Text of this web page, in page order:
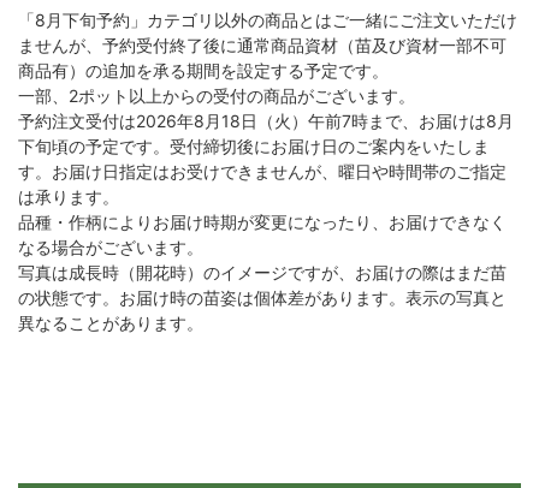
「8月下旬予約」カテゴリ以外の商品とはご一緒にご注文いただけ
ませんが、予約受付終了後に通常商品資材（苗及び資材一部不可
商品有）の追加を承る期間を設定する予定です。
一部、2ポット以上からの受付の商品がございます。
予約注文受付は2026年8月18日（火）午前7時まで、お届けは8月
下旬頃の予定です。受付締切後にお届け日のご案内をいたしま
す。お届け日指定はお受けできませんが、曜日や時間帯のご指定
は承ります。
品種・作柄によりお届け時期が変更になったり、お届けできなく
なる場合がございます。
写真は成長時（開花時）のイメージですが、お届けの際はまだ苗
の状態です。お届け時の苗姿は個体差があります。表示の写真と
異なることがあります。